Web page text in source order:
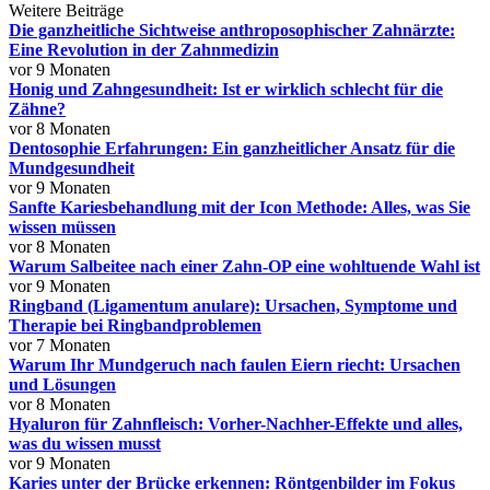
Weitere Beiträge
Die ganzheitliche Sichtweise anthroposophischer Zahnärzte:
Eine Revolution in der Zahnmedizin
vor 9 Monaten
Honig und Zahngesundheit: Ist er wirklich schlecht für die
Zähne?
vor 8 Monaten
Dentosophie Erfahrungen: Ein ganzheitlicher Ansatz für die
Mundgesundheit
vor 9 Monaten
Sanfte Kariesbehandlung mit der Icon Methode: Alles, was Sie
wissen müssen
vor 8 Monaten
Warum Salbeitee nach einer Zahn-OP eine wohltuende Wahl ist
vor 9 Monaten
Ringband (Ligamentum anulare): Ursachen, Symptome und
Therapie bei Ringbandproblemen
vor 7 Monaten
Warum Ihr Mundgeruch nach faulen Eiern riecht: Ursachen
und Lösungen
vor 8 Monaten
Hyaluron für Zahnfleisch: Vorher-Nachher-Effekte und alles,
was du wissen musst
vor 9 Monaten
Karies unter der Brücke erkennen: Röntgenbilder im Fokus